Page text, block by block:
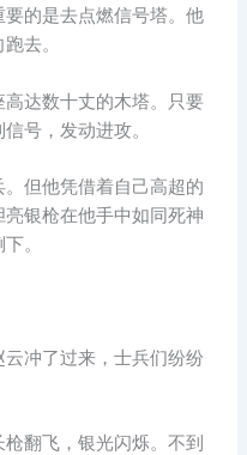
的是去点燃信号塔。他
去。
达数十丈的木塔。只要
号，发动进攻。
但他凭借着自己高超的
银枪在他手中如同死神
。
冲了过来，士兵们纷纷
翻飞，银光闪烁。不到